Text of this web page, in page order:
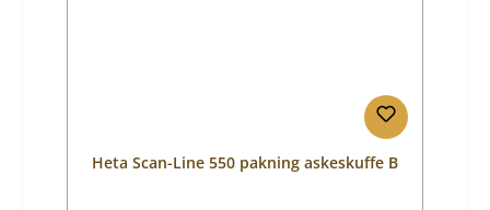
Heta Scan-Line 550 pakning askeskuffe B